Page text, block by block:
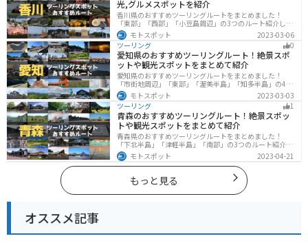
光,グルメスポットを紹介
香川県のおすすめツーリングルートをまとめました！
「東部」「西部」「小豆島周辺」の3つのルート紹介しま
す。自然豊かな山から海、絶品グルメを満喫するツーリ
ングができます。バイクで香川県にツーリングに行く際
は参考にしてください。
モトスポット
2023-03-06
ツーリング
0
愛知県のおすすめツーリングルート！絶景スポ
ットや観光スポットをまとめて紹介
愛知県のおすすめツーリングルートをまとめました！
「市街地周辺」「東部」「渥美半島」「知多半島」の4つ
のルート紹介します。名古屋周辺の栄えたスポットから
山、海、美術館なども多数あり、自然・歴史・文化を満
喫するツーリングができます。バイクで愛知県にツーリ
ングに行く際は参考にしてください。
モトスポット
2023-03-03
ツーリング
1
青森のおすすめツーリングルート！絶景スポッ
トや観光スポットをまとめて紹介
青森県のおすすめツーリングルートをまとめました！
「下北半島」「津軽半島」「南部」の3つのルート紹介し
ます。自然に恵まれた風光明媚な景色や歴史文化に触れ
られる観光スポットが多くあります。バイクで青森県に
ツーリングに行く際は参考にしてください。
モトスポット 2023-04-21
もっと見る
オススメ記事